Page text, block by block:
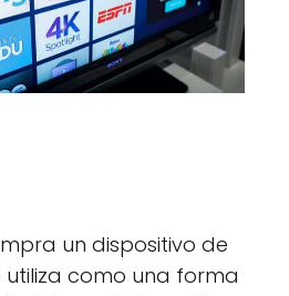
un dispositivo de
utiliza como una forma